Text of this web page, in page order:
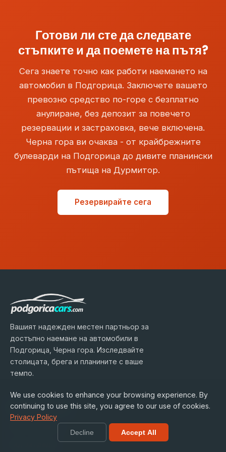
We use cookies to enhance your browsing experience. By
continuing to use this site, you agree to our use of cookies.
Privacy Policy
Decline Accept All
свържете с гишето - повечето агенти ще се
съгласят да пренасрочат без наказание.
резервация - тази опция е ясно обозначена в
резултатите от търсенето. Вземането извън
работно време може да носи малка такса за
работа след часовете, но гарантира, че вашето
превозно средство ви очаква, независимо кога
Готови ли сте да следвате
стъпките и да поемете на пътя?
Сега знаете точно как работи наемането на
автомобил в Подгорица. Заключете вашето
превозно средство по-горе с безплатно
анулиране, без депозит за повечето
резервации и застраховка, вече включена.
Черна гора ви очаква - от крайбрежните
булеварди на Подгорица до дивите планински
пътища на Дурмитор.
Резервирайте сега
Вашият надежден местен партньор за
достъпно наемане на автомобили в
Подгорица, Черна гора. Изследвайте
столицата, брега и планините с ваше
темпо.
Бързи връзки